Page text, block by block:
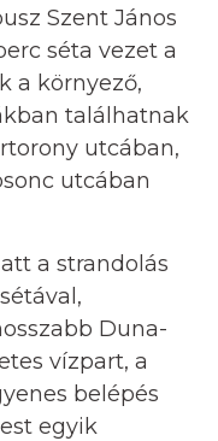
Szent János
séta vezet a
a környező,
találhatnak
utcában,
utcában
a strandolás
Duna-
vízpart, a
belépés
egyik